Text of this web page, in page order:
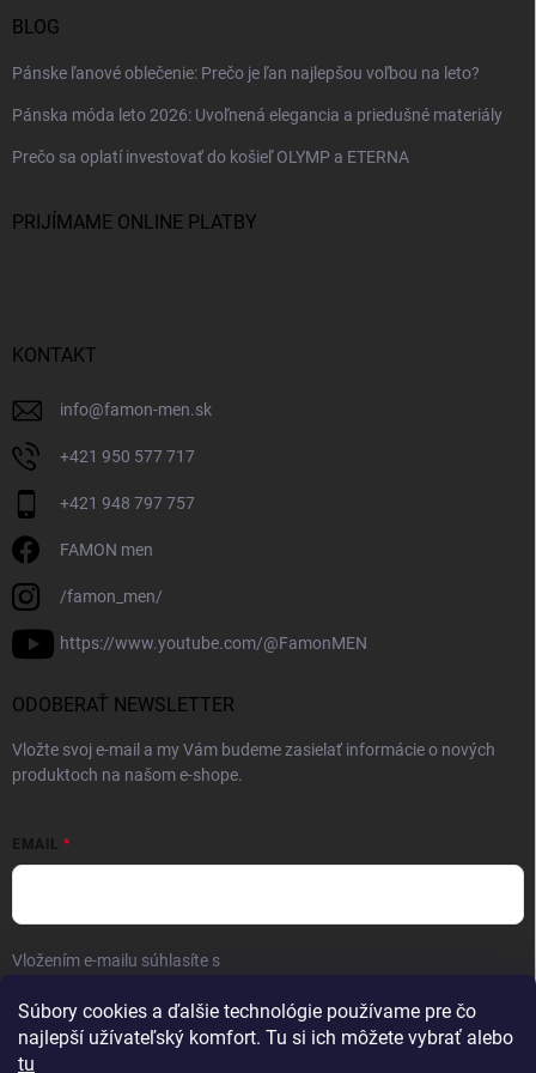
Súbory cookies a ďalšie technológie používame pre čo
najlepší užívateľský komfort. Tu si ich môžete vybrať alebo
tu
BLOG
Pánske ľanové oblečenie: Prečo je ľan najlepšou voľbou na leto?
Pánska móda leto 2026: Uvoľnená elegancia a priedušné materiály
Prečo sa oplatí investovať do košieľ OLYMP a ETERNA
PRIJÍMAME ONLINE PLATBY
KONTAKT
info@famon-men.sk
+421 950 577 717
+421 948 797 757
FAMON men
/famon_men/
https://www.youtube.com/@FamonMEN
ODOBERAŤ NEWSLETTER
Vložte svoj e-mail a my Vám budeme zasielať informácie o nových
produktoch na našom e-shope.
EMAIL
Vložením e-mailu súhlasíte s
Prihlásiť sa